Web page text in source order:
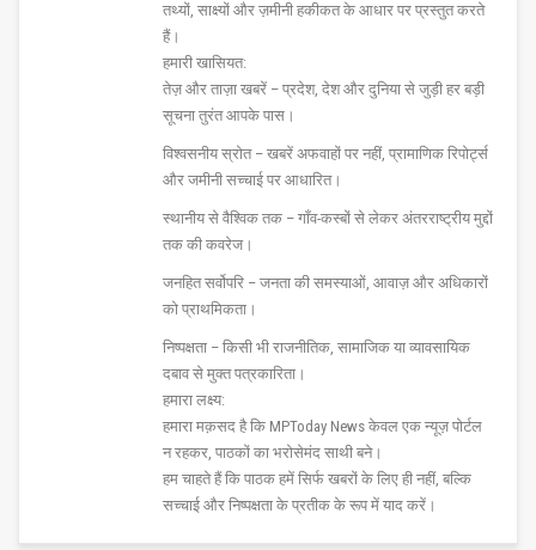
तथ्यों, साक्ष्यों और ज़मीनी हकीकत के आधार पर प्रस्तुत करते
हैं।
हमारी खासियत:
तेज़ और ताज़ा खबरें – प्रदेश, देश और दुनिया से जुड़ी हर बड़ी
सूचना तुरंत आपके पास।
विश्वसनीय स्रोत – खबरें अफवाहों पर नहीं, प्रामाणिक रिपोर्ट्स
और जमीनी सच्चाई पर आधारित।
स्थानीय से वैश्विक तक – गाँव-कस्बों से लेकर अंतरराष्ट्रीय मुद्दों
तक की कवरेज।
जनहित सर्वोपरि – जनता की समस्याओं, आवाज़ और अधिकारों
को प्राथमिकता।
निष्पक्षता – किसी भी राजनीतिक, सामाजिक या व्यावसायिक
दबाव से मुक्त पत्रकारिता।
हमारा लक्ष्य:
हमारा मक़सद है कि MPToday News केवल एक न्यूज़ पोर्टल
न रहकर, पाठकों का भरोसेमंद साथी बने।
हम चाहते हैं कि पाठक हमें सिर्फ खबरों के लिए ही नहीं, बल्कि
सच्चाई और निष्पक्षता के प्रतीक के रूप में याद करें।